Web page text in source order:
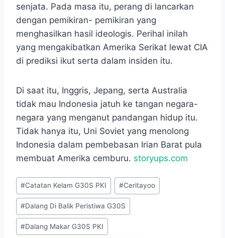
senjata. Pada masa itu, perang di lancarkan
dengan pemikiran- pemikiran yang
menghasilkan hasil ideologis. Perihal inilah
yang mengakibatkan Amerika Serikat lewat CIA
di prediksi ikut serta dalam insiden itu.
Di saat itu, Inggris, Jepang, serta Australia
tidak mau Indonesia jatuh ke tangan negara-
negara yang menganut pandangan hidup itu.
Tidak hanya itu, Uni Soviet yang menolong
Indonesia dalam pembebasan Irian Barat pula
membuat Amerika cemburu. storyups.com
Post
Tags:
#Catatan Kelam G30S PKI #Ceritayoo
#Dalang Di Balik Peristiwa G30S
#Dalang Makar G30S PKI